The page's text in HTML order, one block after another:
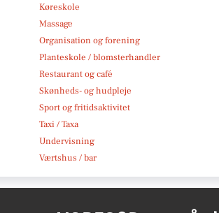
Køreskole
Massage
Organisation og forening
Planteskole / blomsterhandler
Restaurant og café
Skønheds- og hudpleje
Sport og fritidsaktivitet
Taxi / Taxa
Undervisning
Værtshus / bar